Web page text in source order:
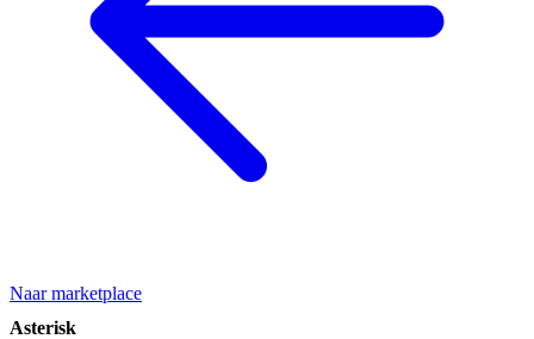
Naar marketplace
Asterisk